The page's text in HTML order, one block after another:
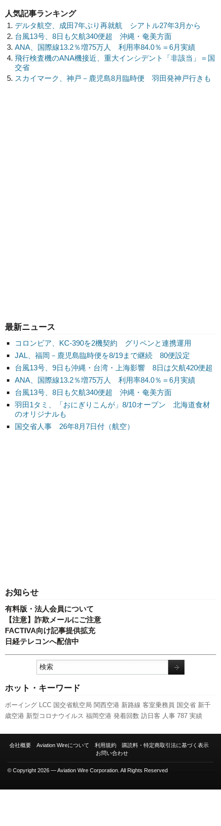
最新ニュース
コロンビア、KC-390を2機契約 グリペンと連携運用
JAL、福岡－鹿児島臨時便を8/19まで継続 80便設定
台風13号、9日も沖縄・台湾・上海影響 8日は欠航420便超
ANA、国際線13.2％増75万人 利用率84.0％＝6月実績
台風13号、8日も欠航340便超 沖縄・奄美方面
羽田1タミ、「おにぎりこんが」8/10オープン 北海道食材
のオリジナルも
国交省人事 26年8月7日付（航空）
お知らせ
有料版・法人会員について
【注意】詐欺メールにご注意
FACTIVA向け記事提供拡充
日経テレコンへ配信中
ホット・キーワード
ボーイング LCC 国交省航空局 関西空港 新路線 客室乗務員 国交省 新千
歳空港 新型コロナウイルス 福岡空港 発着回数 訪日客 人事 787 実績
先週の注目記事 日本航空 A320 旅客数 羽田空港 777 スカイマーク 航空
人気記事ランキング
デルタ航空、成田7年ぶり再就航 シアトル27年3月から
台風13号、8日も欠航340便超 沖縄・奄美方面
ANA、国際線13.2％増75万人 利用率84.0％＝6月実績
飛行検査機のANA機接近、重大インシデント「非該当」＝国
交省
スカイマーク、神戸－鹿児島8月臨時便 羽田発神戸行きも
会社概要 Aviation Wireについて 利用規約
購読料・特定商取引法に基づく表示
お問い合わせ
© Copyright 2026 — Aviation Wire Corporation. All Rights Reserved